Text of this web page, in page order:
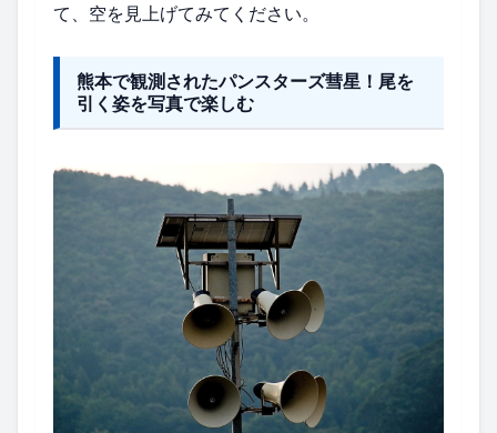
て、空を見上げてみてください。
熊本で観測されたパンスターズ彗星！尾を
引く姿を写真で楽しむ